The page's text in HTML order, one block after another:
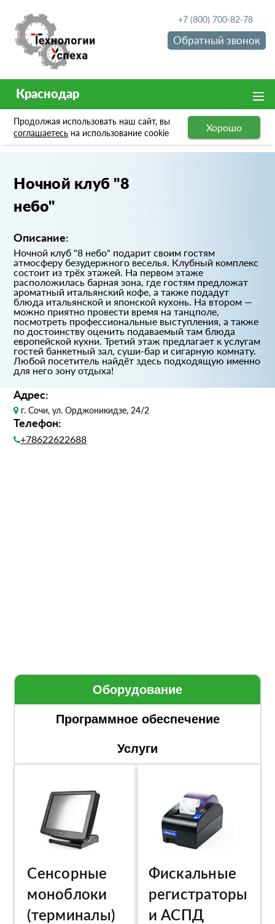
+7 (800) 700-82-78
Обратный звонок
Краснодар
Продолжая использовать наш сайт, вы
соглашаетесь на использование cookie Хорошо
Портфолио Ночной клуб "8 небо"
Ночной клуб "8
небо"
Описание:
Ночной клуб "8 небо" подарит своим гостям
атмосферу безудержного веселья. Клубный комплекс
состоит из трёх этажей. На первом этаже
расположилась барная зона, где гостям предложат
ароматный итальянский кофе, а также подадут
блюда итальянской и японской кухонь. На втором —
можно приятно провести время на танцполе,
посмотреть профессиональные выступления, а также
по достоинству оценить подаваемый там блюда
европейской кухни. Третий этаж предлагает к услугам
гостей банкетный зал, суши-бар и сигарную комнату.
Любой посетитель найдёт здесь подходящую именно
для него зону отдыха!
Адрес:
г. Сочи, ул. Орджоникидзе, 24/2
Телефон:
+78622622688
Оборудование
Программное обеспечение
Услуги
Сенсорные
моноблоки
(терминалы)
Фискальные
регистраторы
и АСПД